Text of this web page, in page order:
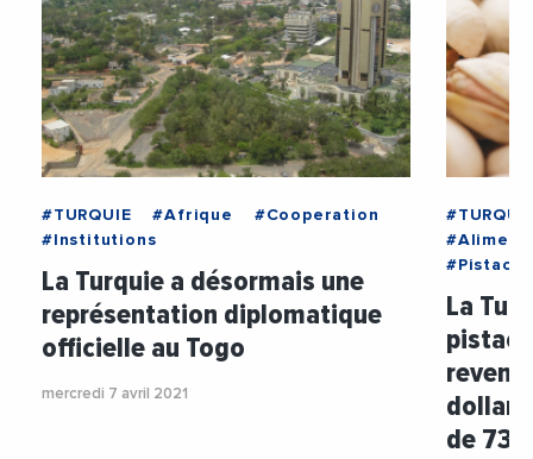
#TURQUIE #Afrique
#Cooperation
#Institutions
La Turquie a désormais une
représentation diplomatique
officielle au Togo
mercredi 7 avril 2021
La
de 73